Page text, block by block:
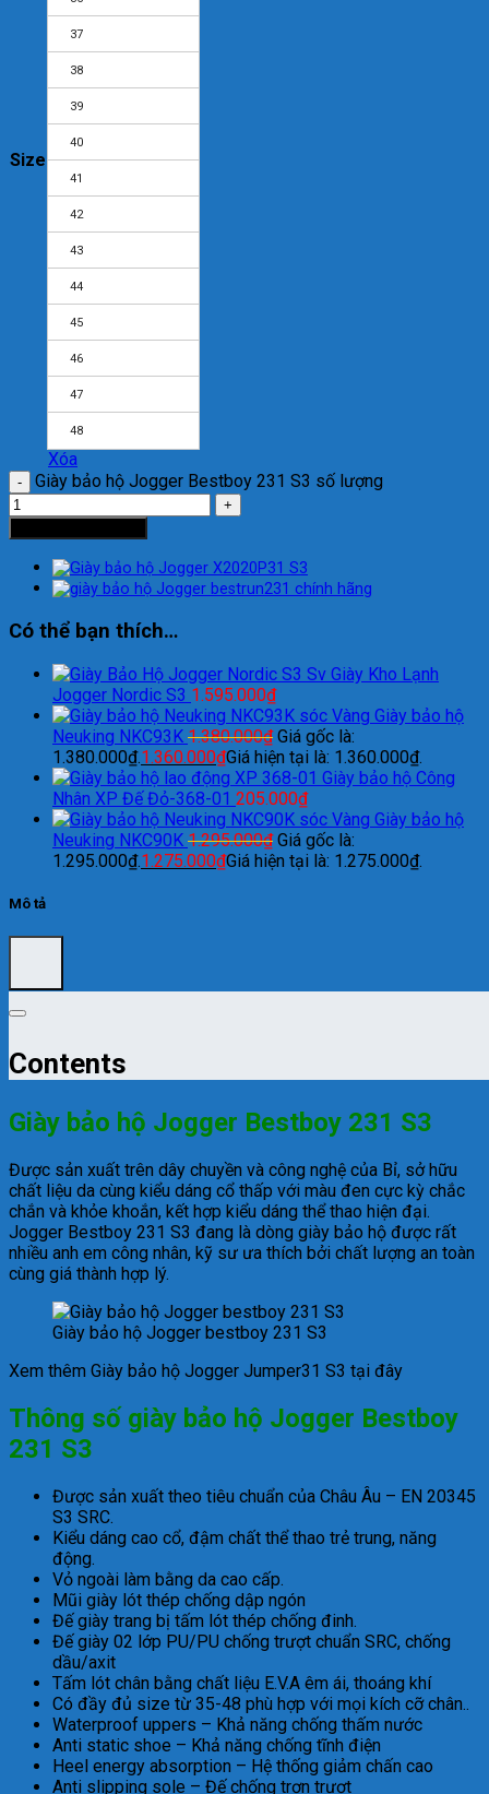
Size
37
38
39
40
41
42
43
44
45
46
47
48
Xóa
Giày bảo hộ Jogger Bestboy 231 S3 số lượng
Có thể bạn thích…
Giày Kho Lạnh
Jogger Nordic S3 1.595.000₫
Giày bảo hộ
Neuking NKC93K 1.380.000₫ Giá gốc là:
1.380.000₫.1.360.000₫Giá hiện tại là: 1.360.000₫.
Giày bảo hộ Công
Nhân XP Đế Đỏ-368-01 205.000₫
Giày bảo hộ
Neuking NKC90K 1.295.000₫ Giá gốc là:
1.295.000₫.1.275.000₫Giá hiện tại là: 1.275.000₫.
Mô tả
Contents
Giày bảo hộ Jogger Bestboy 231 S3
Được sản xuất trên dây chuyền và công nghệ của Bỉ, sở hữu
chất liệu da cùng kiểu dáng cổ thấp với màu đen cực kỳ chắc
chắn và khỏe khoắn, kết hợp kiểu dáng thể thao hiện đại.
Jogger Bestboy 231 S3 đang là dòng giày bảo hộ được rất
nhiều anh em công nhân, kỹ sư ưa thích bởi chất lượng an toàn
cùng giá thành hợp lý.
Giày bảo hộ Jogger bestboy 231 S3
Xem thêm Giày bảo hộ Jogger Jumper31 S3 tại đây
Thông số giày bảo hộ Jogger Bestboy
231 S3
Được sản xuất theo tiêu chuẩn của Châu Âu – EN 20345
S3 SRC.
Kiểu dáng cao cổ, đậm chất thể thao trẻ trung, năng
động.
Vỏ ngoài làm bằng da cao cấp.
Mũi giày lót thép chống dập ngón
Đế giày trang bị tấm lót thép chống đinh.
Đế giày 02 lớp PU/PU chống trượt chuẩn SRC, chống
dầu/axit
Tấm lót chân bằng chất liệu E.V.A êm ái, thoáng khí
Có đầy đủ size từ 35-48 phù hợp với mọi kích cỡ chân..
Waterproof uppers – Khả năng chống thấm nước
Anti static shoe – Khả năng chống tĩnh điện
Heel energy absorption – Hệ thống giảm chấn cao
Anti slipping sole – Đế chống trơn trượt